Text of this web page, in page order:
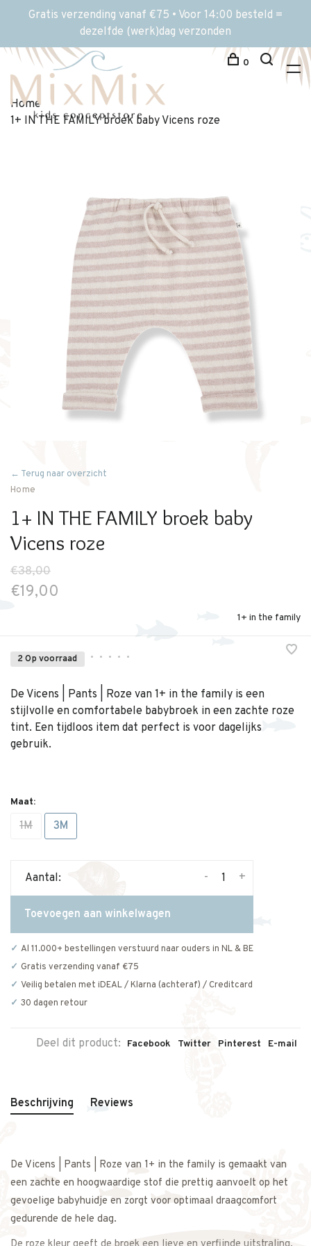
Gratis verzending vanaf €75 • Voor 14:00 besteld =
dezelfde (werk)dag verzonden
0
Home
1+ IN THE FAMILY broek baby Vicens roze
← Terug naar overzicht
Home
1+ IN THE FAMILY broek baby
Vicens roze
€38,00
€19,00
1+ in the family
2 Op voorraad • • • • •
De Vicens | Pants | Roze van 1+ in the family is een
stijlvolle en comfortabele babybroek in een zachte roze
tint. Een tijdloos item dat perfect is voor dagelijks
gebruik.
Maat:
1M 3M
Aantal: +
-
Toevoegen aan winkelwagen
Al 11.000+ bestellingen verstuurd naar ouders in NL & BE
Gratis verzending vanaf €75
Veilig betalen met iDEAL / Klarna (achteraf) / Creditcard
30 dagen retour
Deel dit product: Facebook Twitter Pinterest E-mail
Beschrijving Reviews
De Vicens | Pants | Roze van 1+ in the family is gemaakt van
een zachte en hoogwaardige stof die prettig aanvoelt op het
gevoelige babyhuidje en zorgt voor optimaal draagcomfort
gedurende de hele dag.